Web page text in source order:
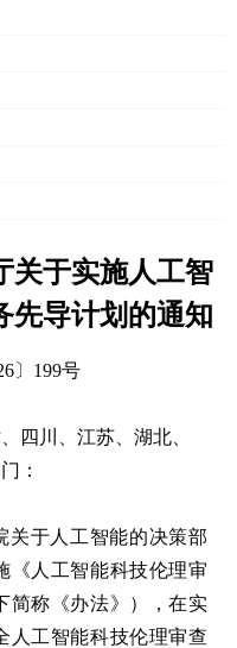
关于实施人工智
先导计划的通知
〕199号
四川、江苏、湖北、
：
关于人工智能的决策部
《人工智能科技伦理审
简称《办法》），在实
人工智能科技伦理审查